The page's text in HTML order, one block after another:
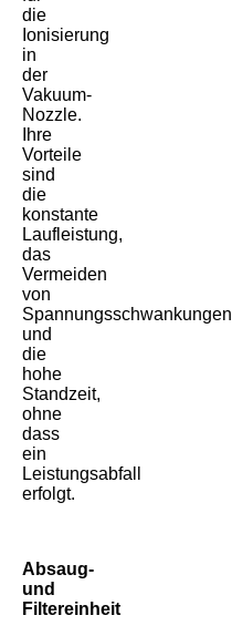
die
Ionisierung
in
der
Vakuum-
Nozzle.
Ihre
Vorteile
sind
die
konstante
Laufleistung,
das
Vermeiden
von
Spannungsschwankungen
und
die
hohe
Standzeit,
ohne
dass
ein
Leistungsabfall
erfolgt.
Absaug-
und
Filtereinheit